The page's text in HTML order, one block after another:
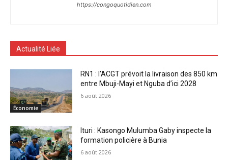
https://congoquotidien.com
Actualité Liée
Économie
RN1 : l’ACGT prévoit la livraison des 850 km
entre Mbuji-Mayi et Nguba d’ici 2028
6 août 2026
Ituri : Kasongo Mulumba Gaby inspecte la
formation policière à Bunia
6 août 2026